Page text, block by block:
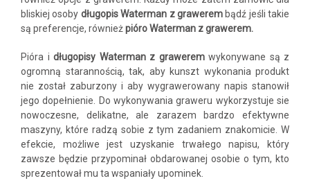
bliskiej osoby długopis Waterman z grawerembądź jeśli takie
są preferencje, równieżpióro Waterman z grawerem.
Pióra i długopisy Waterman z graweremwykonywane są z
ogromną starannością, tak, aby kunszt wykonania produkt
nie został zaburzony i aby wygrawerowany napis stanowił
jego dopełnienie. Do wykonywania graweru wykorzystuje sie
nowoczesne, delikatne, ale zarazem bardzo efektywne
maszyny, które radzą sobie z tym zadaniem znakomicie. W
efekcie, możliwe jest uzyskanie trwałego napisu, który
zawsze będzie przypominał obdarowanej osobie o tym, kto
sprezentował mu ta wspaniały upominek.